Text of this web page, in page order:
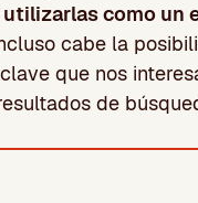
como un
cabe la
que nos
de